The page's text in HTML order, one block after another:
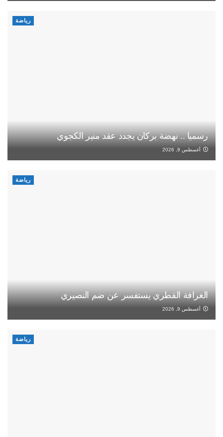
رياضة
رسميا .. نهضة بركان يجدد عقد منير الكجوي
أغسطس 9, 2026
رياضة
الغرافة القطري يستفسر عن ضم النصيري
أغسطس 9, 2026
رياضة